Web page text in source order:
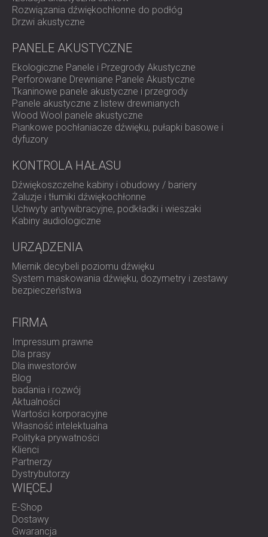
WOOD WOOL PANELE AKUSTYCZNE
PIANKOWE POCHŁANIACZE DŹWIĘKU,
PANELE AKUSTYCZNE I PANELE
DŹWIĘKOCHŁONNE
BLOG
BADANIA I ROZWÓJ
AKTUALNOŚCI
REFERENCJE
CZŁONKOSTWO
SEKTORY
AKUSTYCZNE DLA DOMÓW
IZOLACJA AKUSTYCZNA I ROZWIĄZANIA
AKUSTYCZNE DLA OBIEKTÓW
PRZEMYSŁOWYCH
IZOLACJA AKUSTYCZNA I PANELE
AKUSTYCZNE DO BIUR
IZOLACJA AKUSTYCZNA MASZYN,
PRĄDOTWÓRCZYCH I AGREGATÓW
CHŁODNICZYCH
IZOLACJA AKUSTYCZNA I ROZWIĄZANIA
AKUSTYCZNE DLA STUDIÓW
AKUSTYCZNE DO OBIEKTÓW
BADAWCZYCH I LABORATORIÓW
IZOLACJA AKUSTYCZNA I PANELE
AKUSTYCZNE DLA RESTAURACJI I
IZOLACJA AKUSTYCZNA I ROZWIĄZANIA
AKUSTYCZNE DLA HOTELI
IZOLACJA AKUSTYCZNA I PANELE
AKUSTYCZNE DO HAL I TEATRÓW
ROZWIĄZANIA DŹWIĘKOSZCZELNE I
AKUSTYCZNE DLA POWIERZCHNI
HANDLOWYCH
WYCISZANIE I AKUSTYKA W OBIEKTACH
EDUKACYJNYCH
PANELE DŹWIĘKOCHŁONNE I
AKUSTYCZNE DLA PLACÓWEK SŁUŻBY
ZDROWIA
ROZWIĄZANIA DŹWIĘKOSZCZELNE I
AKUSTYCZNE DLA SEKTORA AUDIOLOGII
USŁUGI
DORADZTWO AKUSTYCZNE
SYMULACJA AKUSTYCZNA
INŻYNIERIA AKUSTYCZNA
POMIARY
NADZÓR PROJEKTOWY
REALIZACJA PROJEKTU
PROJEKTY
KONTAKTY
POLAND (PL)
БЪЛГАРИЯ (BG)
GREAT BRITAIN (GB)
ÖSTERREICH (AT)
SRBIJA (RS)
ROMÂNIA (RO)
FINLAND (FI)
SOUTH AFRICA (ZA)
Rozwiązania dźwiękochłonne do podłóg
Drzwi akustyczne
PANELE AKUSTYCZNE
Ekologiczne Panele i Przegrody Akustyczne
Perforowane Drewniane Panele Akustyczne
Tkaninowe panele akustyczne i przegrody
Panele akustyczne z listew drewnianych
Wood Wool panele akustyczne
Piankowe pochłaniacze dźwięku, pułapki basowe i
dyfuzory
KONTROLA HAŁASU
Dźwiękoszczelne kabiny i obudowy / bariery
Żaluzje i tłumiki dźwiękochłonne
Uchwyty antywibracyjne, podkładki i wieszaki
Kabiny audiologiczne
URZĄDZENIA
Miernik decybeli poziomu dźwięku
System maskowania dźwięku, dozymetry i zestawy
bezpieczeństwa
FIRMA
Impressum prawne
Dla prasy
Dla inwestorów
Blog
badania i rozwój
Aktualności
Wartości korporacyjne
Własność intelektualna
Polityka prywatności
Klienci
Partnerzy
Dystrybutorzy
WIĘCEJ
E-Shop
Dostawy
Gwarancja